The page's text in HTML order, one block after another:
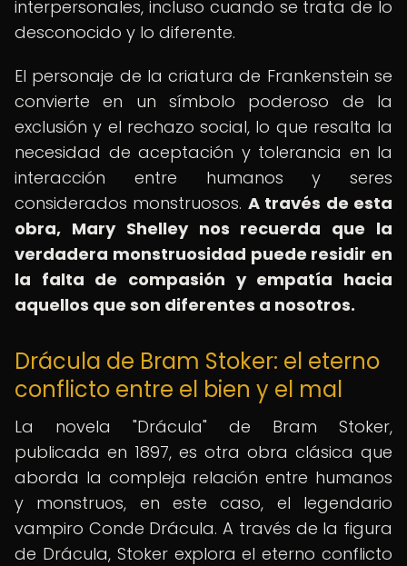
interpersonales, incluso cuando se trata de lo
desconocido y lo diferente.
El personaje de la criatura de Frankenstein se
convierte en un símbolo poderoso de la
exclusión y el rechazo social, lo que resalta la
necesidad de aceptación y tolerancia en la
interacción entre humanos y seres
considerados monstruosos. A través de esta
obra, Mary Shelley nos recuerda que la
verdadera monstruosidad puede residir en
la falta de compasión y empatía hacia
aquellos que son diferentes a nosotros.
Drácula de Bram Stoker: el eterno
conflicto entre el bien y el mal
La novela "Drácula" de Bram Stoker,
publicada en 1897, es otra obra clásica que
aborda la compleja relación entre humanos
y monstruos, en este caso, el legendario
vampiro Conde Drácula. A través de la figura
de Drácula, Stoker explora el eterno conflicto